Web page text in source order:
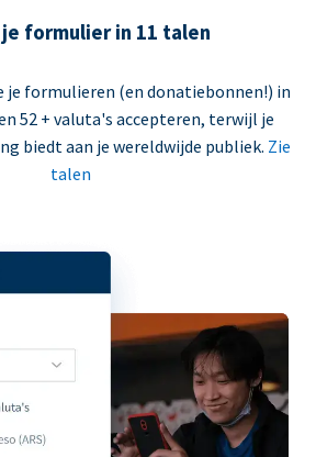
formulier in 11 talen
je formulieren (en donatiebonnen!) in
52 + valuta's accepteren, terwijl je
biedt aan je wereldwijde publiek. Zie
talen